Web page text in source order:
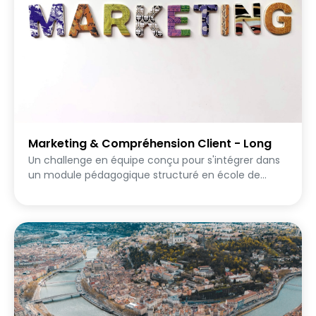
cours, une journée pédagogique ou un module
d'introduction au marketing.
Marketing & Compréhension Client - Long
Un challenge en équipe conçu pour s'intégrer dans
un module pédagogique structuré en école de
preuves de qualités, pour cela les équipes disposent
de plusieurs jours (3 à 4 jours recommandés) pour
approfondir chaque mission. Ce format attend un
travail préalable sérieux : recherches, préparation,
réflexion stratégique. La qualité des réalisations doit
refléter cet investissement, on ne cherche pas la
quantité, mais la profondeur d'analyse, la rigueur du